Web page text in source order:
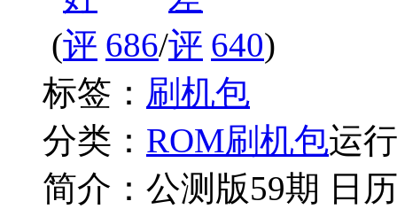
( 686/ 640)
标签： 刷机包
分类： ROM刷机包运
简介： 公测版59期 日